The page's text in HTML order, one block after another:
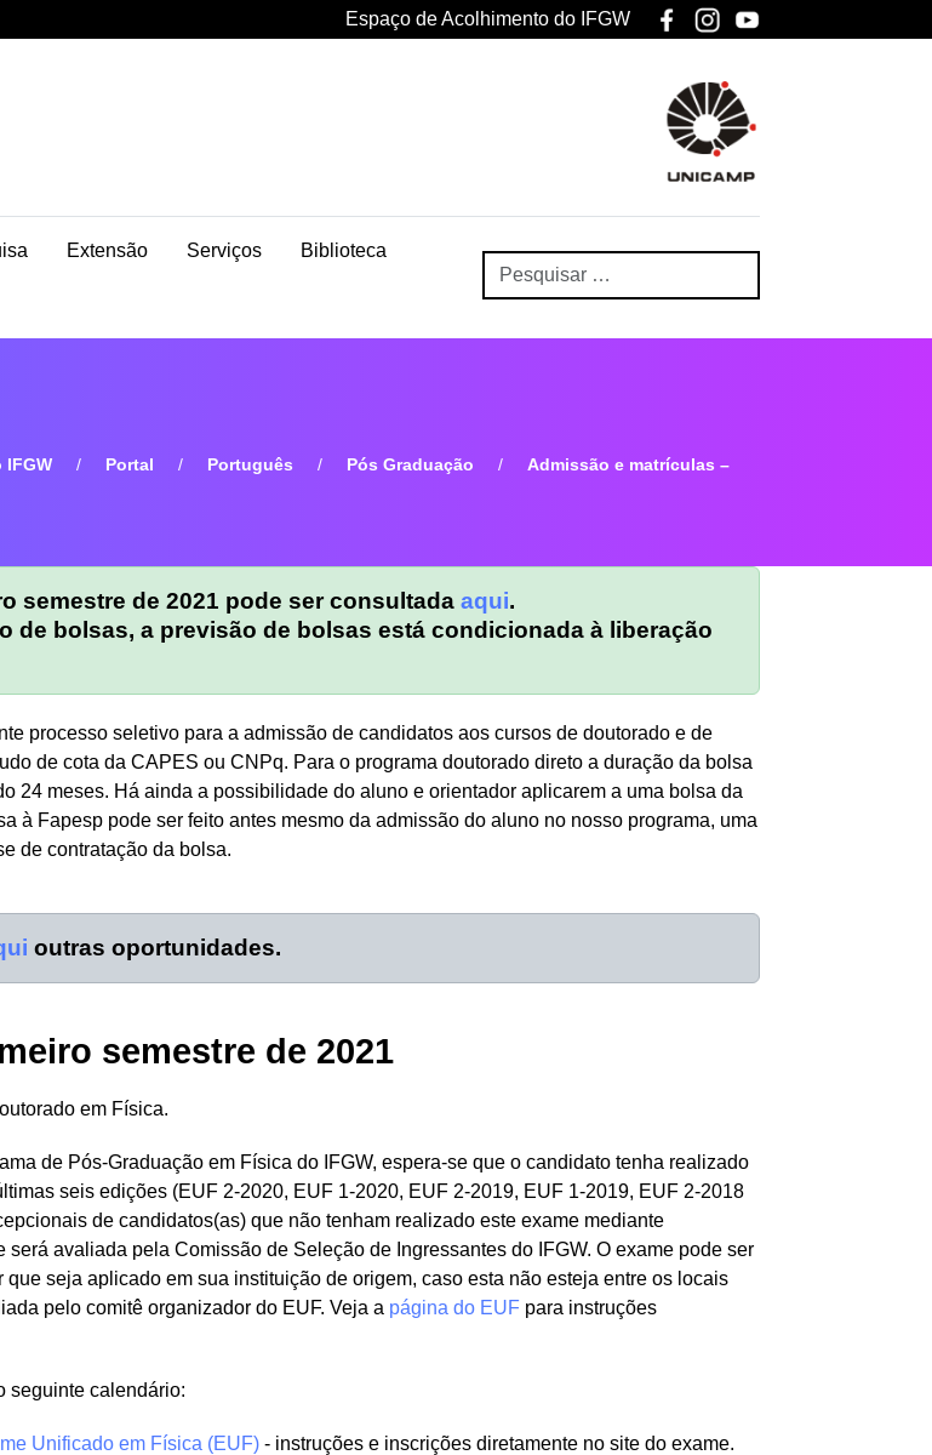
Espaço de Acolhimento do IFGW
Extensão Serviços Biblioteca
Portal Português Pós Graduação
Admissão e matrículas –
semestre de 2021 pode ser consultada aqui.
de bolsas, a previsão de bolsas está condicionada à liberação
processo seletivo para a admissão de candidatos aos cursos de doutorado e de
de cota da CAPES ou CNPq. Para o programa doutorado direto a duração da bolsa
24 meses. Há ainda a possibilidade do aluno e orientador aplicarem a uma bolsa da
à Fapesp pode ser feito antes mesmo da admissão do aluno no nosso programa, uma
de contratação da bolsa.
outras oportunidades.
semestre de 2021
em Física.
de Pós-Graduação em Física do IFGW, espera-se que o candidato tenha realizado
seis edições (EUF 2-2020, EUF 1-2020, EUF 2-2019, EUF 1-2019, EUF 2-2018
de candidatos(as) que não tenham realizado este exame mediante
avaliada pela Comissão de Seleção de Ingressantes do IFGW. O exame pode ser
seja aplicado em sua instituição de origem, caso esta não esteja entre os locais
pelo comitê organizador do EUF. Veja a página do EUF para instruções
seguinte calendário:
Unificado em Física (EUF) - instruções e inscrições diretamente no site do exame.